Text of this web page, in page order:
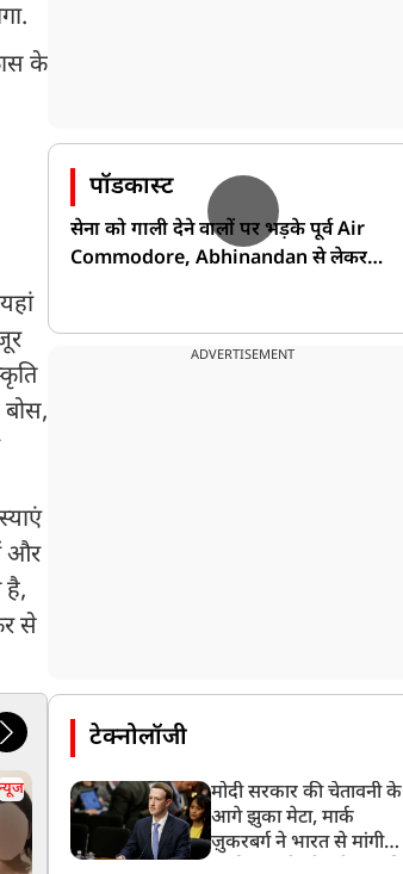
के
और
है,
से
न्यूज
पॉडकास्ट
सेना को गाली देने वालों पर भड़के पूर्व Air
Commodore, Abhinandan से लेकर
ADVERTISEMENT
टेक्नोलॉजी
मोदी सरकार की चेतावनी के
आगे झुका मेटा, मार्क
ज़ुकरबर्ग ने भारत से मांगी